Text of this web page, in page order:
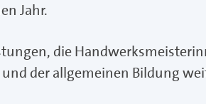
Jahr.
die
der allgemeinen Bildung